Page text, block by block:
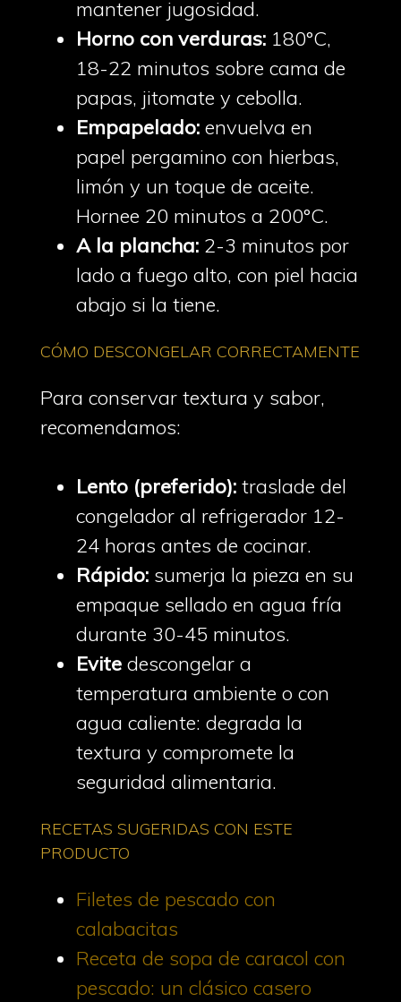
mantener jugosidad.
Horno con verduras: 180°C,
18-22 minutos sobre cama de
papas, jitomate y cebolla.
Empapelado: envuelva en
papel pergamino con hierbas,
limón y un toque de aceite.
Hornee 20 minutos a 200°C.
A la plancha: 2-3 minutos por
lado a fuego alto, con piel hacia
abajo si la tiene.
CÓMO DESCONGELAR CORRECTAMENTE
Para conservar textura y sabor,
recomendamos:
Lento (preferido): traslade del
congelador al refrigerador 12-
24 horas antes de cocinar.
Rápido: sumerja la pieza en su
empaque sellado en agua fría
durante 30-45 minutos.
Evite descongelar a
temperatura ambiente o con
agua caliente: degrada la
textura y compromete la
seguridad alimentaria.
RECETAS SUGERIDAS CON ESTE
PRODUCTO
Filetes de pescado con
calabacitas
Receta de sopa de caracol con
pescado: un clásico casero